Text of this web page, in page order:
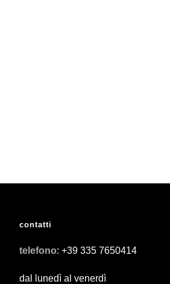
contatti
telefono: +39 335 7650414
dal lunedì al venerdì